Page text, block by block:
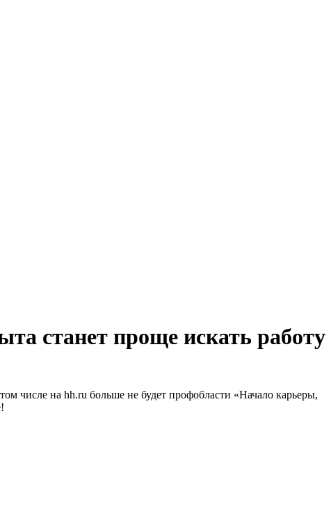
станет проще искать работу
числе на hh.ru больше не будет профобласти «Начало карьеры,